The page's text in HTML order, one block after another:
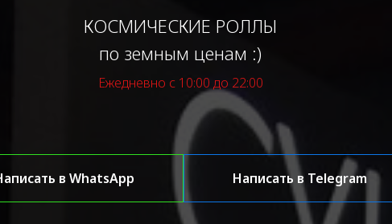
КОСМИЧЕСКИЕ РОЛЛЫ
по земным ценам :)
Ежедневно с 10:00 до 22:00
в WhatsApp Написать в Telegram